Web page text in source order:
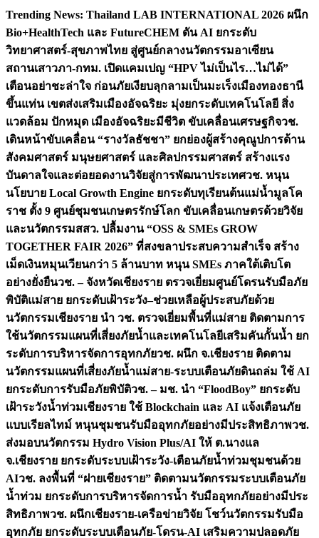
Skip
content
Trending News: Thailand LAB INTERNATIONAL 2026 ผนึก
Bio+HealthTech และ FutureCHEM ดัน AI ยกระดับ
วิทยาศาสตร์-สุขภาพไทย สู่ศูนย์กลางนวัตกรรมอาเซียน
สถานเสาวภา-กทม. เปิดแคมเปญ “HPV ไม่เป็นไร…ไม่ได้”
เตือนอย่าชะล่าใจ ก่อนภัยเงียบลุกลามเป็นมะเร็งเมืองทองธานี
ขึ้นแท่น เขตส่งเสริมเมืองอัจฉริยะ มุ่งยกระดับเทคโนโลยี สิ่ง
แวดล้อม ปักหมุด เมืองอัจฉริยะมีชีวิต ขับเคลื่อนเศรษฐกิจวช.
เดินหน้าขับเคลื่อน “รางวัลธัชชา” ยกย่องผู้สร้างคุณูปการด้าน
สังคมศาสตร์ มนุษยศาสตร์ และศิลปกรรมศาสตร์ สร้างแรง
บันดาลใจและต่อยอดงานวิจัยสู่การพัฒนาประเทศวช. หนุน
นโยบาย Local Growth Engine ยกระดับทุเรียนต้นแม่น้ำมูลโค
ราช ตั้ง 9 ศูนย์ชุมชนเกษตรรักษ์โลก ขับเคลื่อนเกษตรด้วยวิจัย
และนวัตกรรมสสว. ปลื้มงาน “OSS & SMEs GROW
TOGETHER FAIR 2026” ที่สงขลาประสบความสำเร็จ สร้าง
เม็ดเงินหมุนเวียนกว่า 5 ล้านบาท หนุน SMEs ภาคใต้เติบโต
อย่างยั่งยืนวช. – จังหวัดเชียงราย ตรวจเยี่ยมศูนย์โดรนรับมือภัย
พิบัติแม่สาย ยกระดับเฝ้าระวัง–ช่วยเหลือผู้ประสบภัยด้วย
นวัตกรรมเชียงราย นำ วช. ตรวจเยี่ยมพื้นที่แม่สาย ติดตามการ
ใช้นวัตกรรมแผนที่เสี่ยงภัยน้ำและเทคโนโลยีเสริมคันกั้นน้ำ ยก
ระดับการบริหารจัดการอุทกภัยวช. ผนึก จ.เชียงราย ติดตาม
นวัตกรรมแผนที่เสี่ยงภัยน้ำแม่สาย-ระบบเตือนภัยดินถล่ม ใช้ AI
ยกระดับการรับมือภัยพิบัติวช. – มช. นำ “FloodBoy” ยกระดับ
เฝ้าระวังน้ำท่วมเชียงราย ใช้ Blockchain และ AI แจ้งเตือนภัย
แบบเรียลไทม์ หนุนชุมชนรับมืออุทกภัยอย่างมีประสิทธิภาพวช.
ส่งมอบนวัตกรรม Hydro Vision Plus/AI ให้ ต.นางแล
จ.เชียงราย ยกระดับระบบเฝ้าระวัง-เตือนภัยน้ำท่วมชุมชนด้วย
AIวช. ลงพื้นที่ “ฝายเชียงราย” ติดตามนวัตกรรมระบบเตือนภัย
น้ำท่วม ยกระดับการบริหารจัดการน้ำ รับมืออุทกภัยอย่างมีประ
สิทธิภาพวช. ผนึกเชียงราย-เครือข่ายวิจัย โชว์นวัตกรรมรับมือ
อุทกภัย ยกระดับระบบเตือนภัย-โดรน-AI เสริมความปลอดภัย